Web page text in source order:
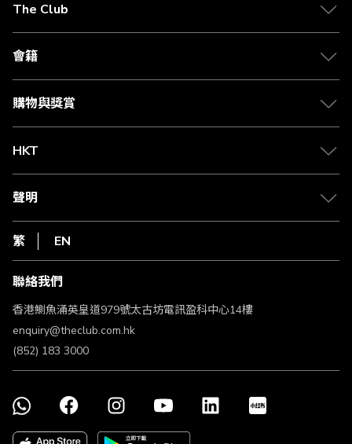
The Club
關於 The Club
合作夥伴
媒體中心
會籍
會籍及專屬禮遇
賺取積分
購物與獎賞
物流與配送
Club Shopping 商品領取站
常見問題
HKT
csl.
1010
HKT
聲明
私隱聲明
使用條款
條款及細則
不歧視及不騷擾聲明
認可牌照及通告
繁 EN
聯絡我們
香港鰂魚涌英皇道979號太古坊電訊盈科中心14樓
enquiry@theclub.com.hk
(852) 183 3000